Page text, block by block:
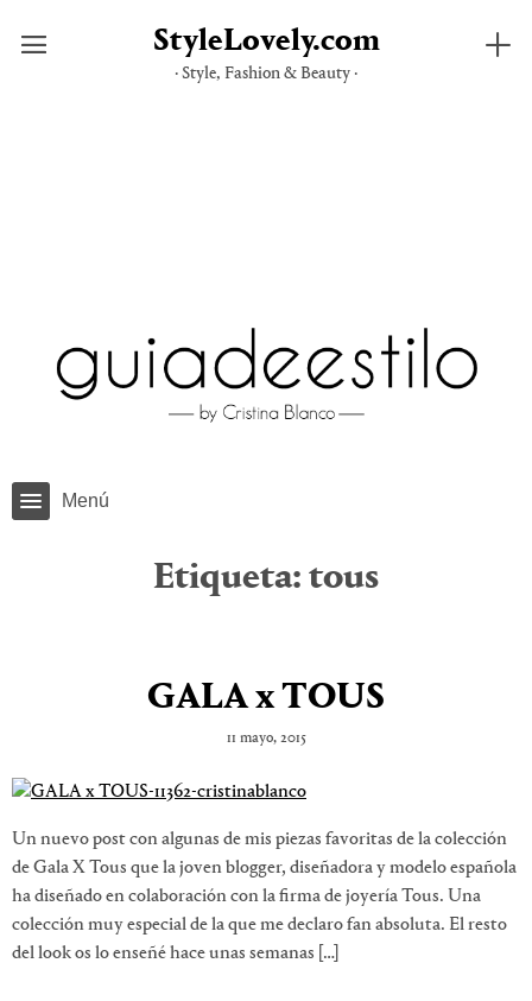
StyleLovely.com
· Style, Fashion & Beauty ·
Menú
Etiqueta: tous
GALA x TOUS
11 mayo, 2015
Un nuevo post con algunas de mis piezas favoritas de la colección
de Gala X Tous que la joven blogger, diseñadora y modelo española
ha diseñado en colaboración con la firma de joyería Tous. Una
colección muy especial de la que me declaro fan absoluta. El resto
del look os lo enseñé hace unas semanas […]